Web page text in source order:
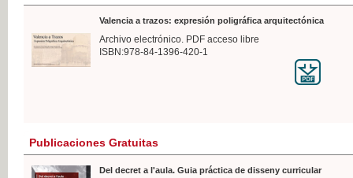
Valencia a trazos: expresión poligráfica arquitectónica
Archivo electrónico. PDF acceso libre
ISBN:978-84-1396-420-1
Publicaciones Gratuitas
Del decret a l'aula. Guia práctica de disseny curricular